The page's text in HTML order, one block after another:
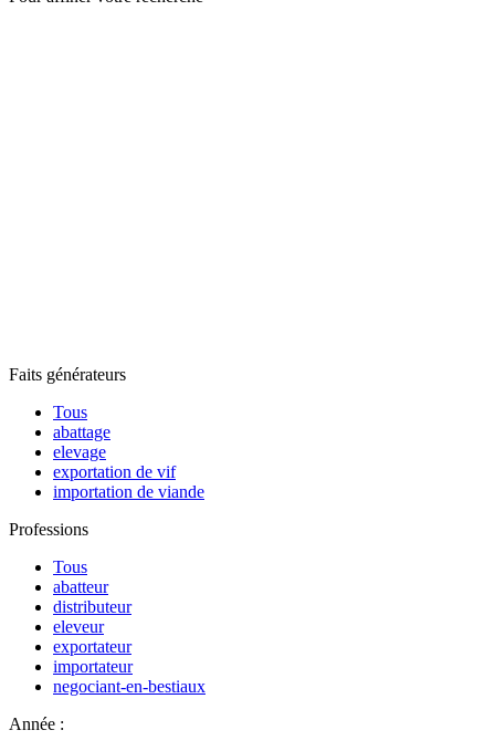
Faits générateurs
Tous
abattage
elevage
exportation de vif
importation de viande
Professions
Tous
abatteur
distributeur
eleveur
exportateur
importateur
negociant-en-bestiaux
Année :